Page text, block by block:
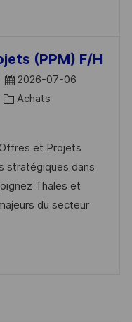
Performance
(PPM) F/H
D
A
D
’
A
F
2026-07-06
C
É
G
O
R
Achats
et Projets
stratégiques dans
Thales et
du secteur
Acheteur offres et